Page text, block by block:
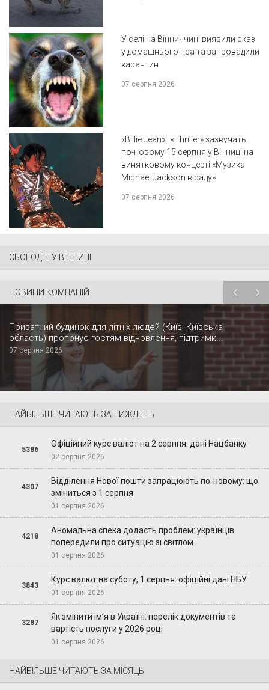
У селі на Вінниччині виявили сказ
у домашнього пса та запровадили
карантин
07 серпня 2026
«Billie Jean» і «Thriller» зазвучать
по-новому 15 серпня у Вінниці на
винятковому концерті «Музика
Michael Jackson в саду»
07 серпня 2026
СЬОГОДНІ У ВІННИЦІ
НОВИНИ КОМПАНІЙ
Приватний будинок для літніх людей (Київ, Київська
область) пропонує гостям відновлення, підтримк...
07 серпня 2026
НАЙБІЛЬШЕ ЧИТАЮТЬ ЗА ТИЖДЕНЬ
5386
Офіційний курс валют на 2 серпня: дані Нацбанку
02 серпня 2026
4307
Відділення Нової пошти запрацюють по-новому: що
зміниться з 1 серпня
01 серпня 2026
4218
Аномальна спека додасть проблем: українців
попередили про ситуацію зі світлом
01 серпня 2026
3843
Курс валют на суботу, 1 серпня: офіційні дані НБУ
01 серпня 2026
3287
Як змінити ім’я в Україні: перелік документів та
вартість послуги у 2026 році
01 серпня 2026
НАЙБІЛЬШЕ ЧИТАЮТЬ ЗА МІСЯЦЬ